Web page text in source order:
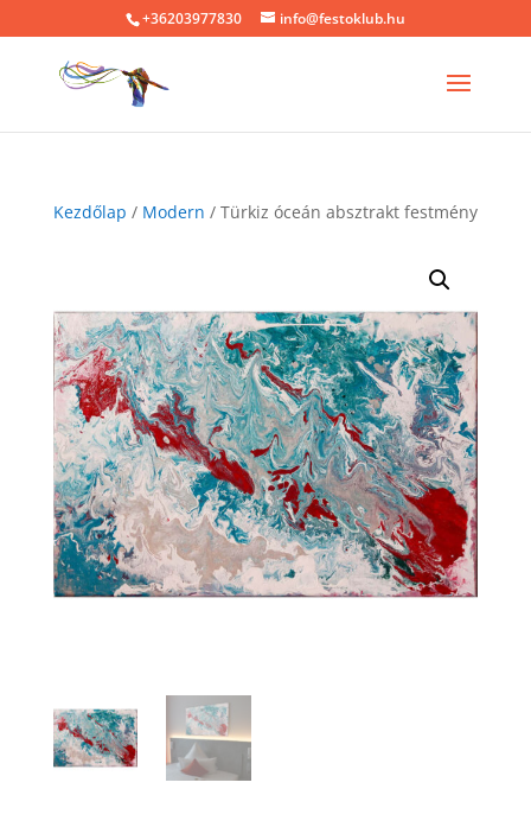
+36203977830 info@festoklub.hu
Kezdőlap / Modern / Türkiz óceán absztrakt festmény